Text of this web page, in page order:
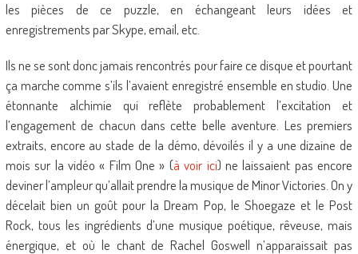
les pièces de ce puzzle, en échangeant leurs idées et
enregistrements par Skype, email, etc.
Ils ne se sont donc jamais rencontrés pour faire ce disque et pourtant
ça marche comme s’ils l’avaient enregistré ensemble en studio. Une
étonnante alchimie qui reflète probablement l’excitation et
l’engagement de chacun dans cette belle aventure. Les premiers
extraits, encore au stade de la démo, dévoilés il y a une dizaine de
mois sur la vidéo « Film One » (à voir ici) ne laissaient pas encore
deviner l’ampleur qu’allait prendre la musique de Minor Victories. On y
décelait bien un goût pour la Dream Pop, le Shoegaze et le Post
Rock, tous les ingrédients d’une musique poétique, rêveuse, mais
énergique, et où le chant de Rachel Goswell n’apparaissait pas